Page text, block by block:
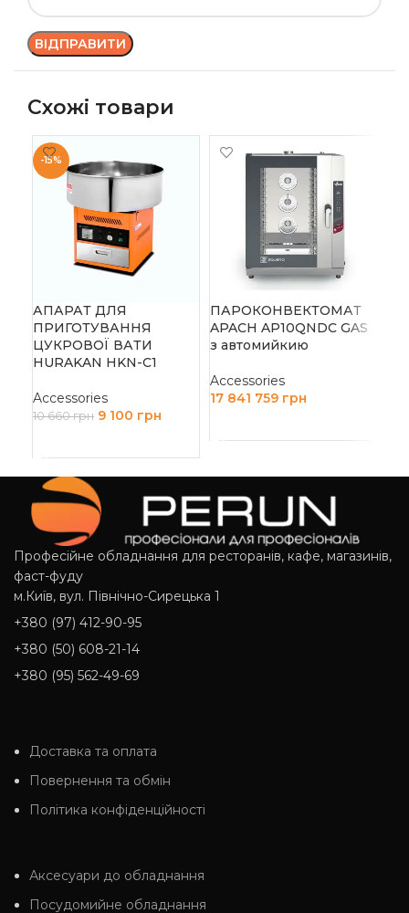
Схожі товари
-15%
АПАРАТ ДЛЯ
ПРИГОТУВАННЯ
ЦУКРОВОЇ ВАТИ
HURAKAN HKN-C1
Accessories
10 660грн 9 100 грн
ПАРОКОНВЕКТОМАТ
APACH AP10QNDC GAS
з автомийкию
Accessories
17 841 759 грн
Професійне обладнання для ресторанів, кафе, магазинів,
фаст-фуду
м.Київ, вул. Північно-Сирецька 1
+380 (97) 412-90-95
+380 (50) 608-21-14
+380 (95) 562-49-69
Доставка та оплата
Повернення та обмін
Політика конфіденційності
Аксесуари до обладнання
Посудомийне обладнання